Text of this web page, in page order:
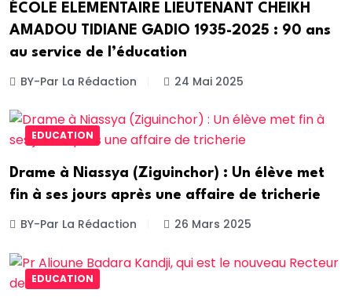
ÉCOLE ELEMENTAIRE LIEUTENANT CHEIKH
AMADOU TIDIANE GADIO 1935-2025 : 90 ans
au service de l’éducation
BY-Par La Rédaction 24 Mai 2025
EDUCATION
Drame à Niassya (Ziguinchor) : Un élève met
fin à ses jours après une affaire de tricherie
BY-Par La Rédaction 26 Mars 2025
EDUCATION